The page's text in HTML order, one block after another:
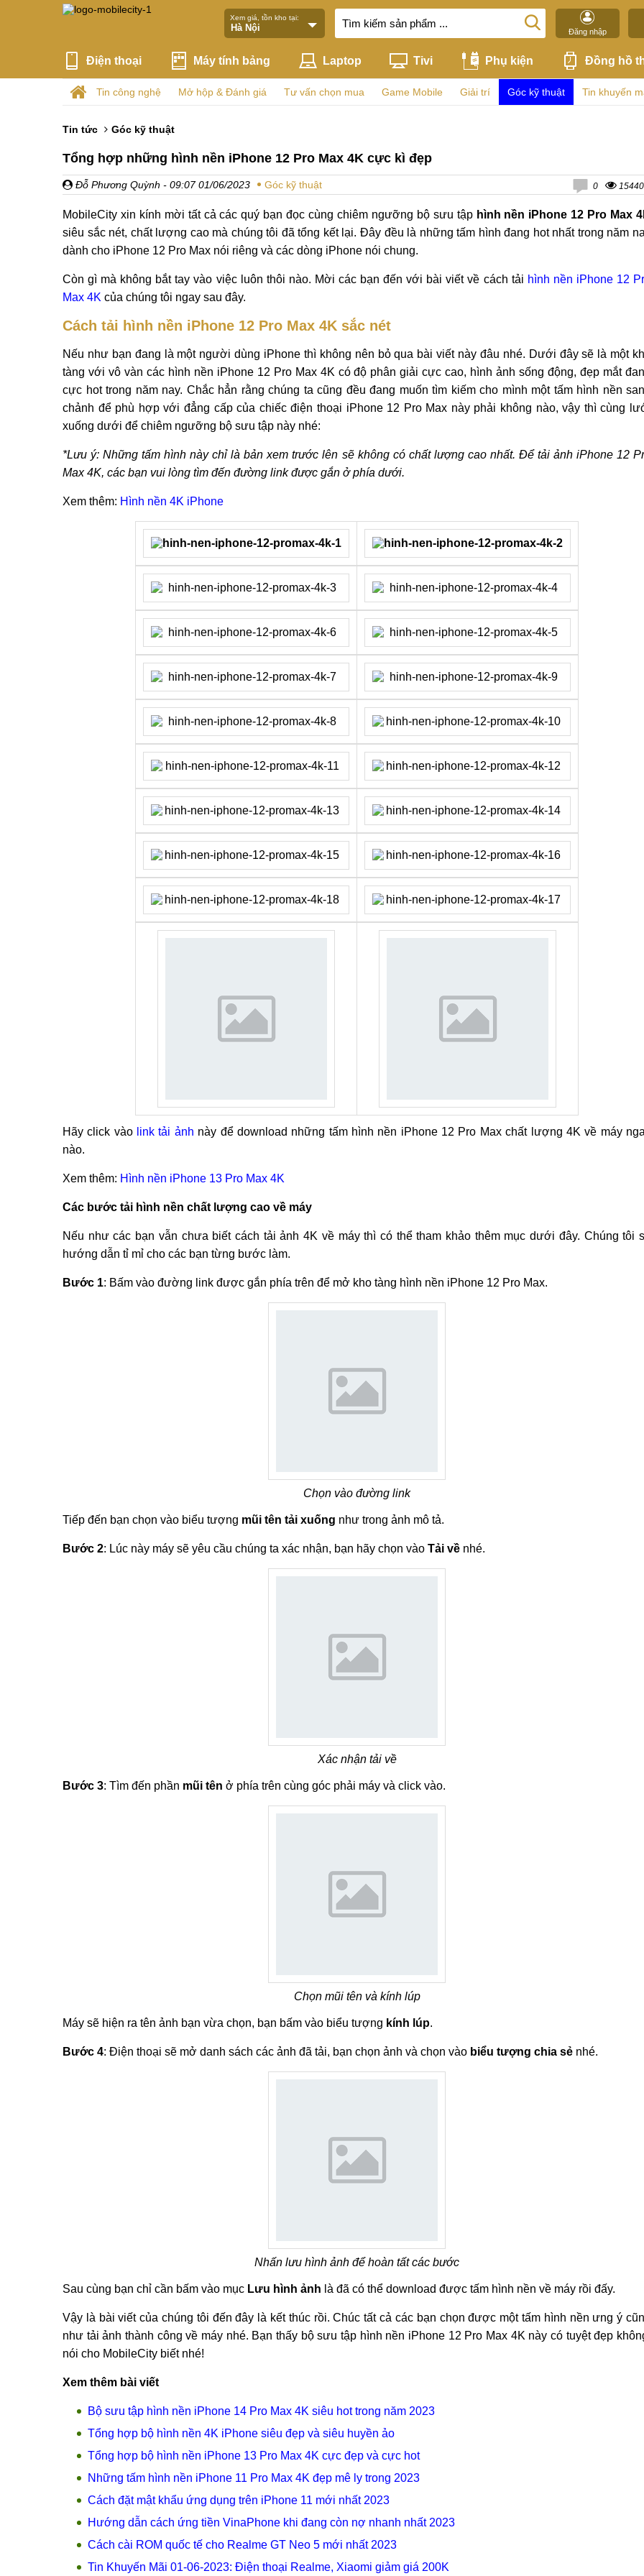
Xem giá, tồn kho tại:
Đăng nhập
Điện thoại Máy tính bảng Laptop Tivi Phụ kiện Đồng hồ
Tin công nghệ Mở hộp & Đánh giá Tư vấn chọn mua Game Mobile Giải trí Góc kỹ thuật Tin khuyến
Tin tức Góc kỹ thuật
Tổng hợp những hình nền iPhone 12 Pro Max 4K cực kì đẹp
Đỗ Phương Quỳnh - 09:07 01/06/2023 Góc kỹ thuật 0 15440
MobileCity xin kính mời tất cả các quý bạn đọc cùng chiêm ngưỡng bộ sưu tập hình nền iPhone 12 Pro Max
siêu sắc nét, chất lượng cao mà chúng tôi đã tổng kết lại. Đây đều là những tấm hình đang hot nhất trong năm
dành cho iPhone 12 Pro Max nói riêng và các dòng iPhone nói chung.
Còn gì mà không bắt tay vào việc luôn thôi nào. Mời các bạn đến với bài viết về cách tải hình nền iPhone 12
Max 4K của chúng tôi ngay sau đây.
Cách tải hình nền iPhone 12 Pro Max 4K sắc nét
Nếu như bạn đang là một người dùng iPhone thì không nên bỏ qua bài viết này đâu nhé. Dưới đây sẽ là một
tàng với vô vàn các hình nền iPhone 12 Pro Max 4K có độ phân giải cực cao, hình ảnh sống động, đẹp mắt
cực hot trong năm nay. Chắc hẳn rằng chúng ta cũng đều đang muốn tìm kiếm cho mình một tấm hình nền
chảnh để phù hợp với đẳng cấp của chiếc điện thoại iPhone 12 Pro Max này phải không nào, vậy thì cùng
xuống dưới để chiêm ngưỡng bộ sưu tập này nhé:
*Lưu ý: Những tấm hình này chỉ là bản xem trước lên sẽ không có chất lượng cao nhất. Để tải ảnh iPhone 12
Max 4K, các bạn vui lòng tìm đến đường link được gắn ở phía dưới.
Xem thêm: Hình nền 4K iPhone
Hãy click vào link tải ảnh này để download những tấm hình nền iPhone 12 Pro Max chất lượng 4K về máy
nào.
Xem thêm: Hình nền iPhone 13 Pro Max 4K
Các bước tải hình nền chất lượng cao về máy
Nếu như các bạn vẫn chưa biết cách tải ảnh 4K về máy thì có thể tham khảo thêm mục dưới đây. Chúng tôi
hướng dẫn tỉ mỉ cho các bạn từng bước làm.
Bước 1: Bấm vào đường link được gắn phía trên để mở kho tàng hình nền iPhone 12 Pro Max.
Chọn vào đường link
Tiếp đến bạn chọn vào biểu tượng mũi tên tải xuống như trong ảnh mô tả.
Bước 2: Lúc này máy sẽ yêu cầu chúng ta xác nhận, bạn hãy chọn vào Tải về nhé.
Xác nhận tải về
Bước 3: Tìm đến phần mũi tên ở phía trên cùng góc phải máy và click vào.
Chọn mũi tên và kính lúp
Máy sẽ hiện ra tên ảnh bạn vừa chọn, bạn bấm vào biểu tượng kính lúp.
Bước 4: Điện thoại sẽ mở danh sách các ảnh đã tải, bạn chọn ảnh và chọn vào biểu tượng chia sẻ nhé.
Nhấn lưu hình ảnh để hoàn tất các bước
Sau cùng bạn chỉ cần bấm vào mục Lưu hình ảnh là đã có thể download được tấm hình nền về máy rồi đấy.
Vậy là bài viết của chúng tôi đến đây là kết thúc rồi. Chúc tất cả các bạn chọn được một tấm hình nền ưng ý
như tải ảnh thành công về máy nhé. Bạn thấy bộ sưu tập hình nền iPhone 12 Pro Max 4K này có tuyệt đẹp
nói cho MobileCity biết nhé!
Xem thêm bài viết
Bộ sưu tập hình nền iPhone 14 Pro Max 4K siêu hot trong năm 2023
Tổng hợp bộ hình nền 4K iPhone siêu đẹp và siêu huyền ảo
Tổng hợp bộ hình nền iPhone 13 Pro Max 4K cực đẹp và cực hot
Những tấm hình nền iPhone 11 Pro Max 4K đẹp mê ly trong 2023
Cách đặt mật khẩu ứng dụng trên iPhone 11 mới nhất 2023
Hướng dẫn cách ứng tiền VinaPhone khi đang còn nợ nhanh nhất 2023
Cách cài ROM quốc tế cho Realme GT Neo 5 mới nhất 2023
Tin Khuyến Mãi 01-06-2023: Điện thoại Realme, Xiaomi giảm giá 200K